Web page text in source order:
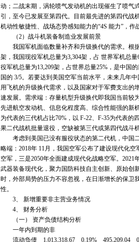
动；二战末期，涡轮喷气发动机的出现催生了喷气
引，至今已发展至第四代。目前最先进的第四代战
机动性敏捷性、战场态势感知能力的“4S 能力”，作
（2）战斗机装备制造业发展前景
我国军机面临数量补齐和升级换代的需求。根据
架，我国现役军机总量为3,304架，占 世界军机总
役军机总量为13,209架，占世界总量25%，是中国
国的 3/5。若要达到美国空军当前水平，未来几年
用飞机的升级换代需求，以及国家对于军费支出
速发展。需求端：存量机型升级换代即我国当前较
先进航空发动机、信息化程度高、综合性能强的新
为代表的三代机占比70%，以 F-22、F-35为代表的
果二代战机批量退役，空缺被第三代或第四代战斗
考虑到美国已没有服役状态的第二代机，中国二
略端：2018年 11月，我国空军公布了建设现代化
空军，三是2050年全面建成现代化战略空军。
武器装备现代化，聚力国防科技自主创新、原始创
时，外部局势的压力不容忽视，在日渐增长的保
性。
3、 新增重要非主营业务情况
4、 财务分析
（一） 资产负债结构分析
一年内到期的非
流动负债 1,013,318.67 0.19% 495,209.04